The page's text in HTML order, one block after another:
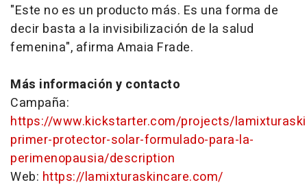
"Este no es un producto más. Es una forma de
decir basta a la invisibilización de la salud
femenina", afirma Amaia Frade.
Más información y contacto
Campaña:
https://www.kickstarter.com/projects/
primer-protector-solar-formulado-para-la-
perimenopausia/description
Web: https://lamixturaskincare.com/